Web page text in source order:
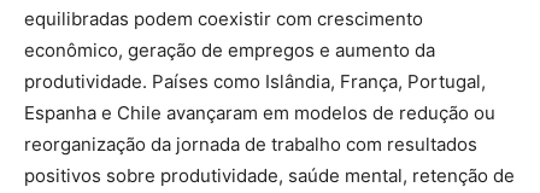
equilibradas podem coexistir com crescimento
econômico, geração de empregos e aumento da
produtividade. Países como Islândia, França, Portugal,
Espanha e Chile avançaram em modelos de redução ou
reorganização da jornada de trabalho com resultados
positivos sobre produtividade, saúde mental, retenção de